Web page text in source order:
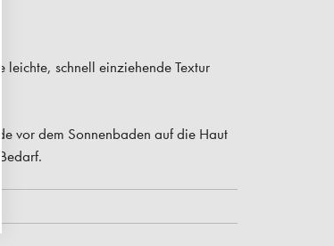
schnell einziehende Textur
vor dem Sonnenbaden auf die Haut